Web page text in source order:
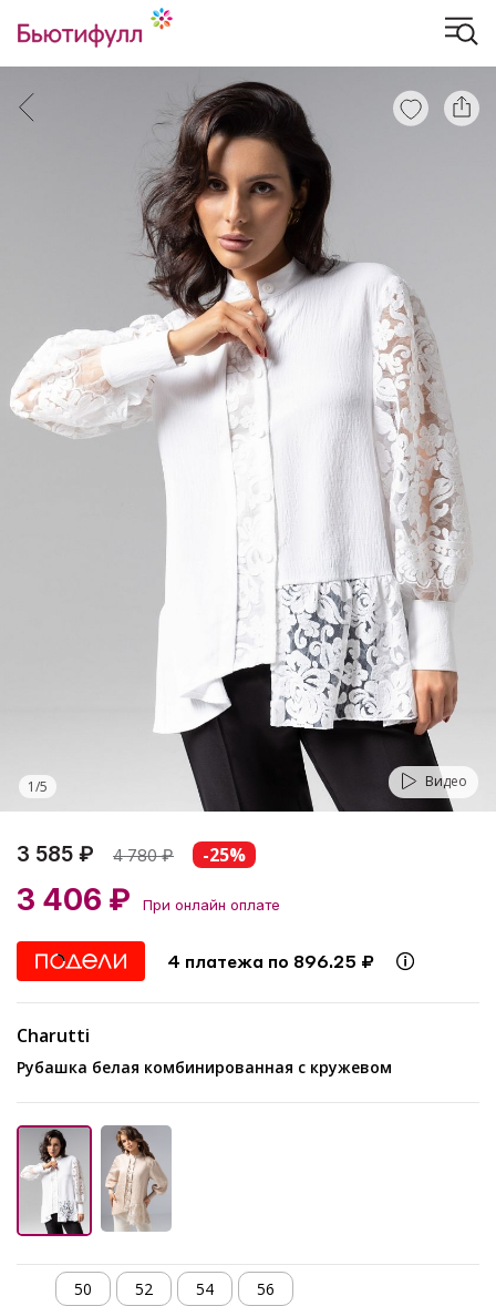
1/5 Видео
3 585 ₽ 4 780₽ -25%
3 406 ₽ При онлайн оплате
4 платежа по 896.25 ₽
Charutti
Рубашка белая комбинированная с кружевом
50 52 54
56